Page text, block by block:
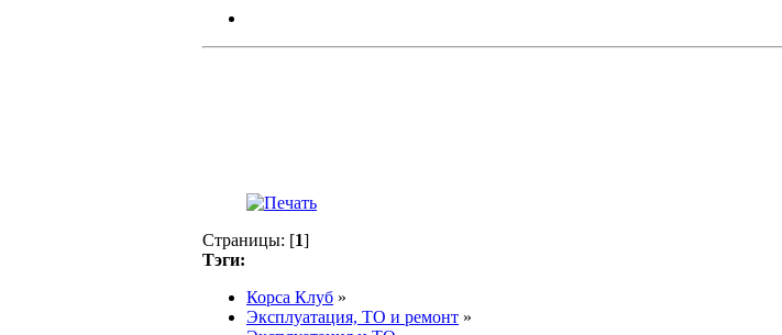
Страницы: [1]
Тэги:
Корса Клуб »
Эксплуатация, ТО и ремонт »